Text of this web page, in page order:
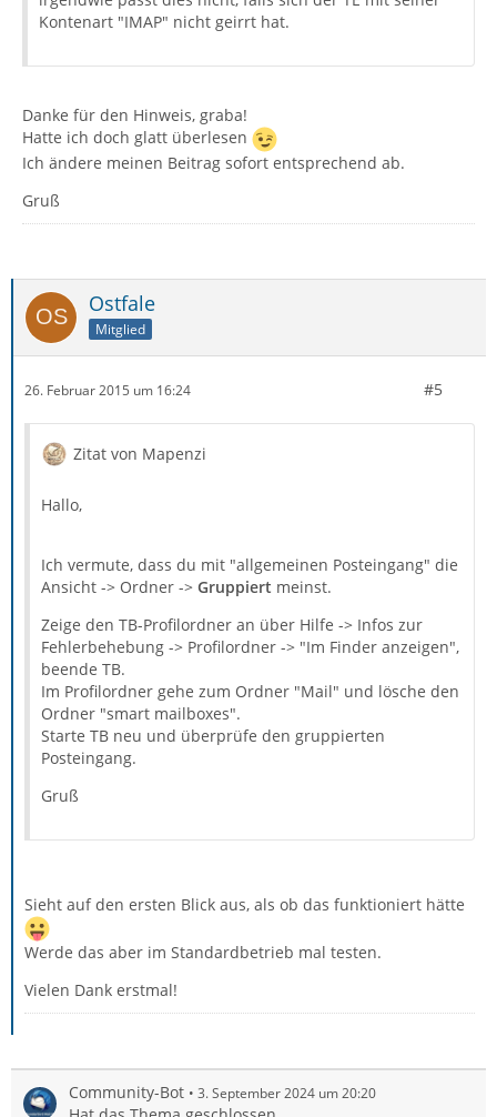
Kontenart "IMAP" nicht geirrt hat.
Danke für den Hinweis, graba!
Hatte ich doch glatt überlesen
Ich ändere meinen Beitrag sofort entsprechend ab.
Gruß
Ostfale
Mitglied
26. Februar 2015 um 16:24 #5
Zitat von Mapenzi
Hallo,
Ich vermute, dass du mit "allgemeinen Posteingang" die
Ansicht -> Ordner -> Gruppiert meinst.
Zeige den TB-Profilordner an über Hilfe -> Infos zur
Fehlerbehebung -> Profilordner -> "Im Finder anzeigen",
beende TB.
Im Profilordner gehe zum Ordner "Mail" und lösche den
Ordner "smart mailboxes".
Starte TB neu und überprüfe den gruppierten
Posteingang.
Gruß
Sieht auf den ersten Blick aus, als ob das funktioniert hätte
Werde das aber im Standardbetrieb mal testen.
Vielen Dank erstmal!
Community-Bot 3. September 2024 um 20:20